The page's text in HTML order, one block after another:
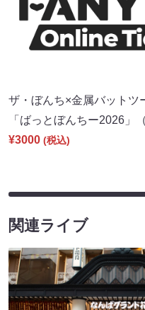
ザ・ぼんち×金属バットツ
「ばっとぼんちー2026」
¥3000 (税込)
関連ライブ